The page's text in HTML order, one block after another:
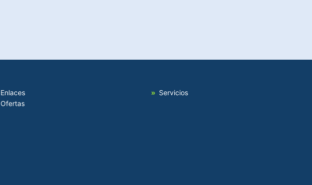
Enlaces
Ofertas
Servicios